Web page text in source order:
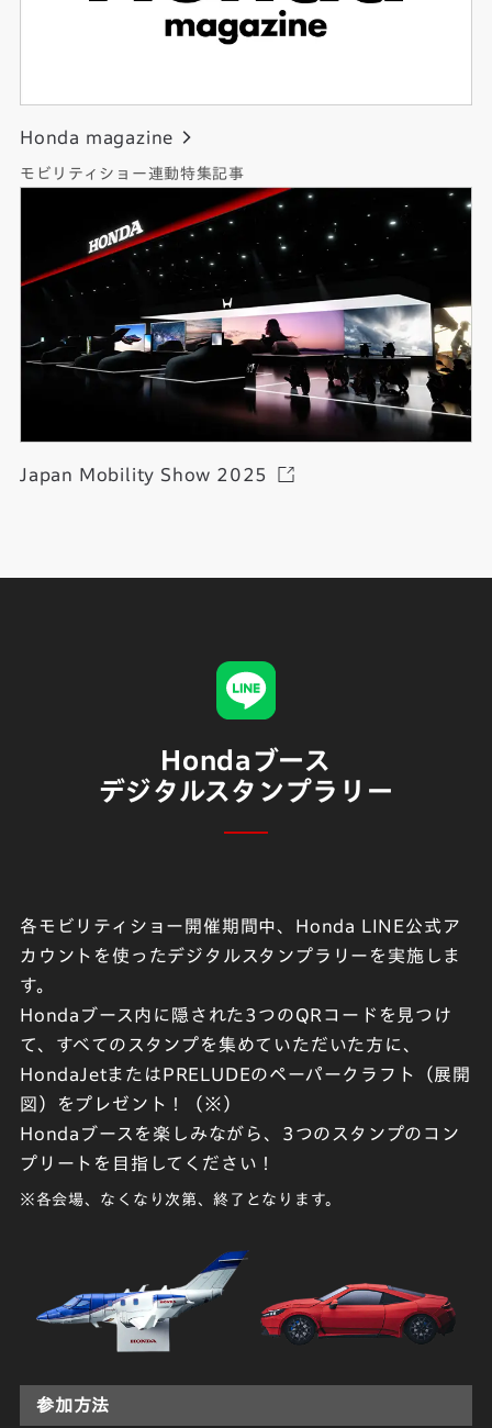
Honda magazine
モビリティショー連動特集記事
Japan Mobility Show 2025
Hondaブース
デジタルスタンプラリー
各モビリティショー開催期間中、Honda LINE公式ア
カウントを使ったデジタルスタンプラリーを実施しま
す。
Hondaブース内に隠された3つのQRコードを見つけ
て、すべてのスタンプを集めていただいた方に、
HondaJetまたはPRELUDEのペーパークラフト（展開
図）をプレゼント！（※）
Hondaブースを楽しみながら、3つのスタンプのコン
プリートを目指してください！
※各会場、なくなり次第、終了となります。
参加方法